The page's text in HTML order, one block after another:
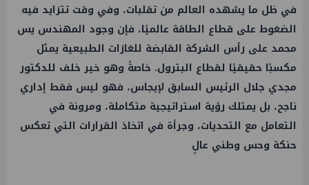
في ظل ما يشهده العالم من تقلبات، وفي وقت تتزايد فيه
الضغوط على قطاع الطاقة عالميًا، فإن وجود المهندس يس
محمد على رأس الشركة القابضة للغازات الطبيعية يمثل
مكسبًا حقيقيًا لقطاع البترول. خاصةً وهو خير خلف للدكتور
مجدي جلال الرئيس السابق لإيجاس، فهو ليس فقط إداري
ناجح، بل يمتلك رؤية استراتيجية متكاملة، ومرونة في
التعامل مع التحديات، وجرأة في اتخاذ القرارات التي تعكس
حنكة وحس وطني عالٍ